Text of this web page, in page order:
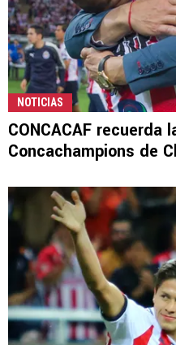
NOTICIAS
CONCACAF recuerda
Concachampions de